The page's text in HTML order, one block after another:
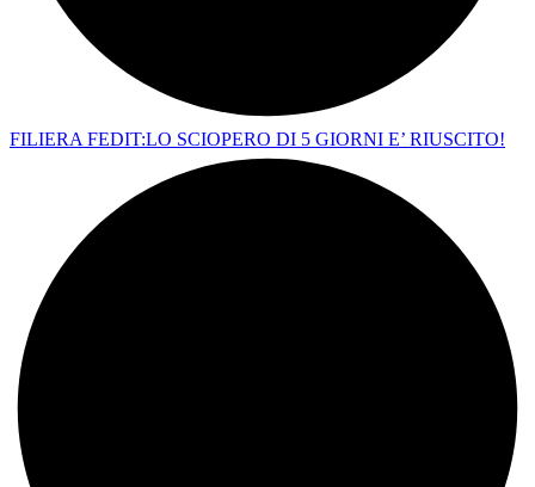
FILIERA FEDIT:LO SCIOPERO DI 5 GIORNI E’ RIUSCITO!